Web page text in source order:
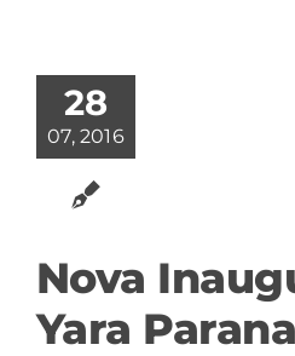
28
07, 2016
Nova
Yara